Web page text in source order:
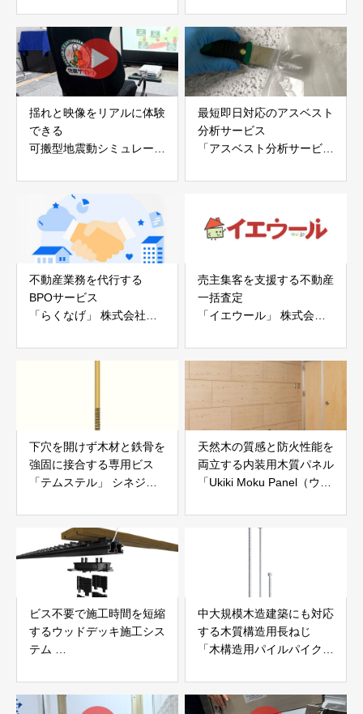
アイディールブレーン株式
会社
株式会社evoltz
揺れと映像をリアルに体験
できる
可搬型地震動シミュレータ
白山工業株式会社
最短即日対応のアスベスト
分析サービス
「アスベスト分析サービ
不動産業務を代行する
BPOサービス
「らくなげ」 株式会社い
売主集客を支援する不動産
一括査定
「イエウール」 株式会社
下穴を開けず木材と鉄骨を
強固に接合する専用ビス
「テムステル」 シネジッ
天然木の質感と防火性能を
両立する内装用木質パネル
「Ukiki Moku Panel（ウキ
社サンパテック
ビス不要で施工時間を短縮
するウッドデッキ施工シス
テム
JAPAN
中大規模木造建築にも対応
する木質構造用長ねじ
「木構造用パイルパイクビ